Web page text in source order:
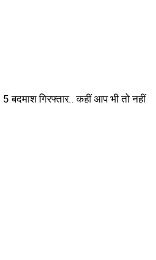
5 बदमाश गिरफ्तार.. कहीं आप भी तो नहीं